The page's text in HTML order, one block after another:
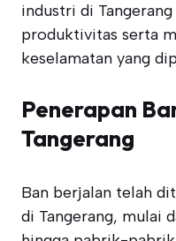
industri di
produktivitas serta
keselamatan yang
Penerapan
Tangerang
Ban berjalan telah
di Tangerang, mulai